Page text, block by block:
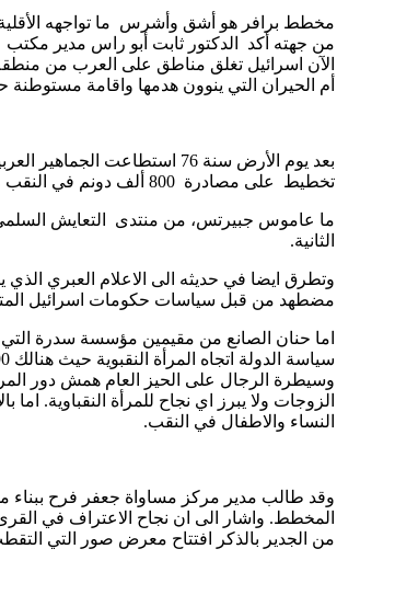
مخطط برافر هو أشق وأشرس ما تواجهه
الآن اسرائيل تغلق مناطق على العرب من
أم الحيران التي ينوون هدمها واقامة مستوطنة
تخطيط على مصادرة 800 ألف دونم في النقب من اراضي العرب.
ما عاموس جبيرتس، من منتدى التعايش السلمي
الثانية.
وتطرق ايضا في حديثه الى الاعلام العبري
مضطهد من قبل سياسات حكومات اسرائيل
اما حنان الصانع من مقيمين مؤسسة سدرة
وسيطرة الرجال على الحيز العام همش دور
الزوجات ولا يبرز اي نجاح للمرأة
النساء والاطفال في النقب.
وقد طالب مدير مركز مساواة جعفر فرح ببناء
المخطط. واشار الى ان نجاح الاعتراف في
من الجدير بالذكر افتتاح معرض صور التي